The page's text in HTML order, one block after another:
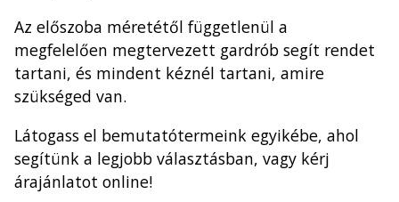
Az előszoba méretétől függetlenül a
megfelelően megtervezett gardrób segít rendet
tartani, és mindent kéznél tartani, amire
szükséged van.
Látogass el bemutatótermeink egyikébe, ahol
segítünk a legjobb választásban, vagy kérj
árajánlatot online!